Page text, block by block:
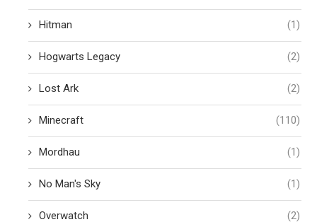
Hitman (1)
Hogwarts Legacy (2)
Lost Ark (2)
Minecraft (110)
Mordhau (1)
No Man's Sky (1)
Overwatch (2)